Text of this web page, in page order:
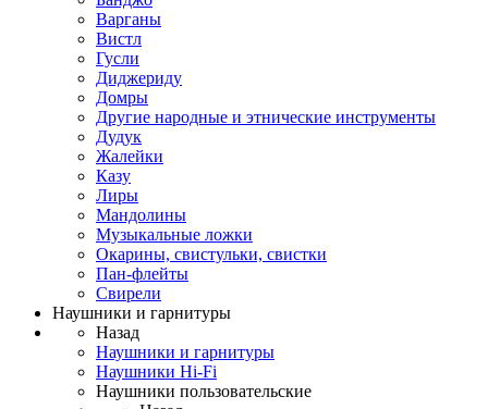
Варганы
Вистл
Гусли
Диджериду
Домры
Другие народные и этнические инструменты
Дудук
Жалейки
Казу
Лиры
Мандолины
Музыкальные ложки
Окарины, свистульки, свистки
Пан-флейты
Свирели
Наушники и гарнитуры
Назад
Наушники и гарнитуры
Наушники Hi-Fi
Наушники пользовательские